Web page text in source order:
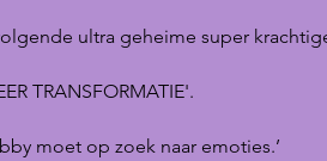
ultra geheime super
TRANSFORMATIE'.
moet op zoek naar emoties.’